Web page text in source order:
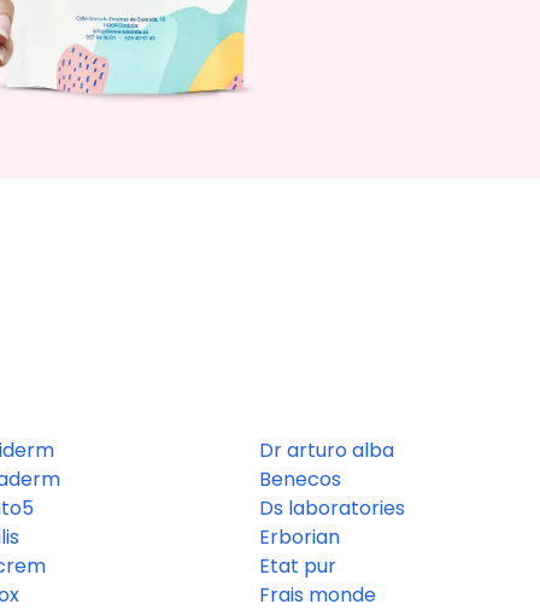
Dr arturo alba
Benecos
Ds laboratories
Erborian
Etat pur
Frais monde